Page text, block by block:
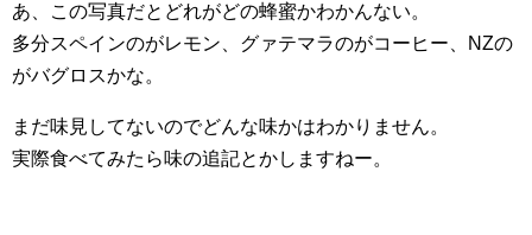
あ、この写真だとどれがどの蜂蜜かわかんない。
多分スペインのがレモン、グァテマラのがコーヒー、NZの
がバグロスかな。
まだ味見してないのでどんな味かはわかりません。
実際食べてみたら味の追記とかしますねー。